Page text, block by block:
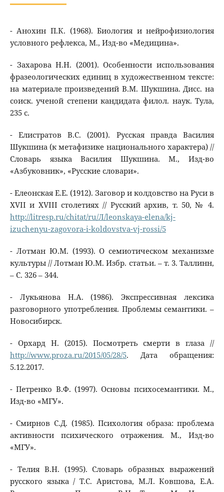
- Анохин П.К. (1968). Биология и нейрофизиология
условного рефлекса, М., Изд-во «Медицина».
- Захарова Н.Н. (2001). Особенности использования
фразеологических единиц в художественном тексте:
на материале произведений В.М. Шукшина. Дисс. на
соиск. ученой степени кандидата филол. наук. Тула,
235 с.
- Елистратов В.С. (2001). Русская правда Василия
Шукшина (к метафизике национального характера) //
Словарь языка Василия Шукшина. М., Изд-во
«Азбуковник», «Русские словари».
- Елеонская Е.Е. (1912). Заговор и колдовство на Руси в
XVII и XVIII столетиях // Русский архив, т. 50, № 4.
http://litresp.ru/chitat/ru/Л/leonskaya-elena/kj-
izuchenyu-zagovora-i-koldovstva-vj-rossi/5
- Лотман Ю.М. (1993). О семиотическом механизме
культуры // Лотман Ю.М. Избр. статьи. – т. 3. Таллинн,
– С. 326 – 344.
- Лукьянова Н.А. (1986). Экспрессивная лексика
разговорного употребления. Проблемы семантики. –
Новосибирск.
- Орхард Н. (2015). Посмотреть смерти в глаза //
http://www.proza.ru/2015/05/28/5. Дата обращения:
5.12.2017.
- Петренко В.Ф. (1997). Основы психосемантики. М.,
Изд-во «МГУ».
- Смирнов С.Д. (1985). Психология образа: проблема
активности психического отражения. М., Изд-во
«МГУ».
- Телия В.Н. (1995). Словарь образных выражений
русского языка / Т.С. Аристова, М.Л. Ковшова, Е.А.